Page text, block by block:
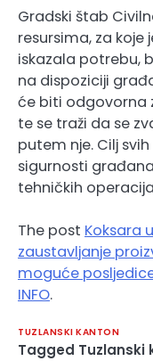
Gradski štab
resursima, za koje
iskazala potrebu,
na dispoziciji
će biti odgovorna
te se traži da se
putem nje. Cilj
sigurnosti
tehničkih
The post Koksara
zaustavljanje
moguće
INFO.
TUZLANSKI KANTON
Tagged Tuzlanski